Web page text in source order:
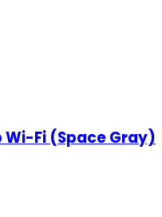
Wi-Fi (Space Gray)